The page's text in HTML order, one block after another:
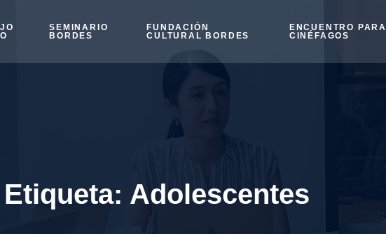
SEMINARIO
BORDES
FUNDACIÓN
CULTURAL BORDES
ENCUENTRO PARA
CINÉFAGOS
Etiqueta: Adolescentes